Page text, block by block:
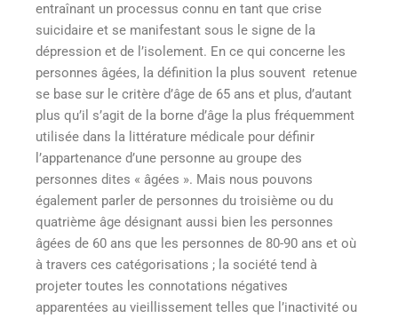
entraînant un processus connu en tant que crise
suicidaire et se manifestant sous le signe de la
dépression et de l’isolement. En ce qui concerne les
personnes âgées, la définition la plus souvent retenue
se base sur le critère d’âge de 65 ans et plus, d’autant
plus qu’il s’agit de la borne d’âge la plus fréquemment
utilisée dans la littérature médicale pour définir
l’appartenance d’une personne au groupe des
personnes dites « âgées ». Mais nous pouvons
également parler de personnes du troisième ou du
quatrième âge désignant aussi bien les personnes
âgées de 60 ans que les personnes de 80-90 ans et où
à travers ces catégorisations ; la société tend à
projeter toutes les connotations négatives
apparentées au vieillissement telles que l’inactivité ou